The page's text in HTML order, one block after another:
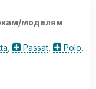
моделям
Passat Polo